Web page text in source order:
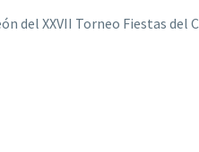
del XXVII Torneo Fiestas del